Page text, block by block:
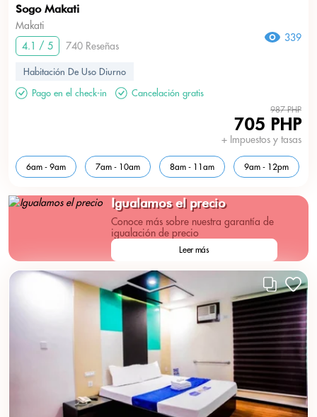
Sogo Makati
Makati
4.1 / 5
740 Reseñas
339
Habitación De Uso Diurno
Pago en el check-in
Cancelación gratis
987 PHP
705 PHP
+ Impuestos y tasas
6am - 9am 7am - 10am 8am - 11am 9am - 12pm
Igualamos el precio
Conoce más sobre nuestra garantía de
igualación de precio
Leer más